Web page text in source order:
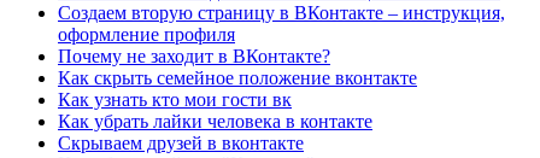
Создаем вторую страницу в ВКонтакте – инструкция,
оформление профиля
Почему не заходит в ВКонтакте?
Как скрыть семейное положение вконтакте
Как узнать кто мои гости вк
Как убрать лайки человека в контакте
Скрываем друзей в вконтакте